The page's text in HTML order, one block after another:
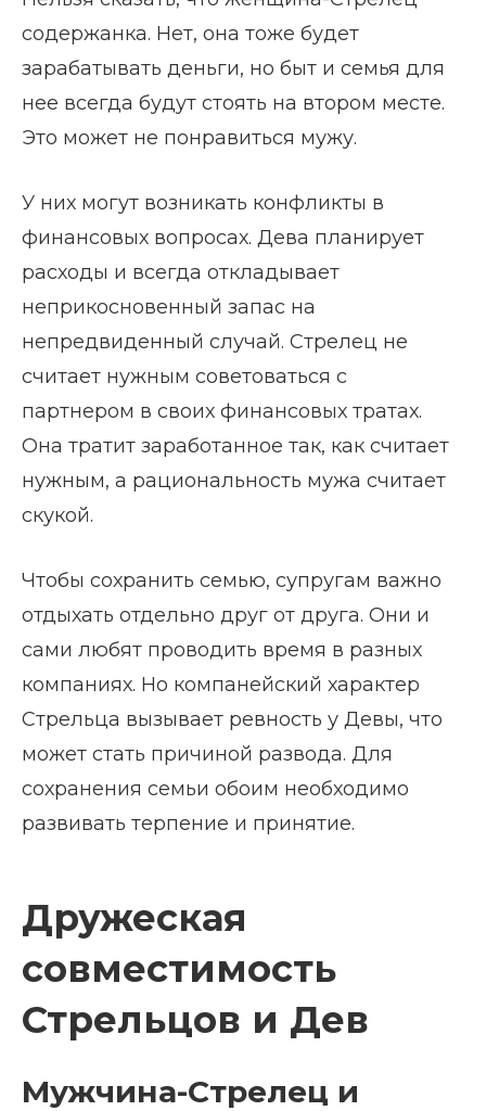
содержанка. Нет, она тоже будет
зарабатывать деньги, но быт и семья для
нее всегда будут стоять на втором месте.
Это может не понравиться мужу.
У них могут возникать конфликты в
финансовых вопросах. Дева планирует
расходы и всегда откладывает
неприкосновенный запас на
непредвиденный случай. Стрелец не
считает нужным советоваться с
партнером в своих финансовых тратах.
Она тратит заработанное так, как считает
нужным, а рациональность мужа считает
скукой.
Чтобы сохранить семью, супругам важно
отдыхать отдельно друг от друга. Они и
сами любят проводить время в разных
компаниях. Но компанейский характер
Стрельца вызывает ревность у Девы, что
может стать причиной развода. Для
сохранения семьи обоим необходимо
развивать терпение и принятие.
Дружеская
совместимость
Стрельцов и Дев
Мужчина-Стрелец и